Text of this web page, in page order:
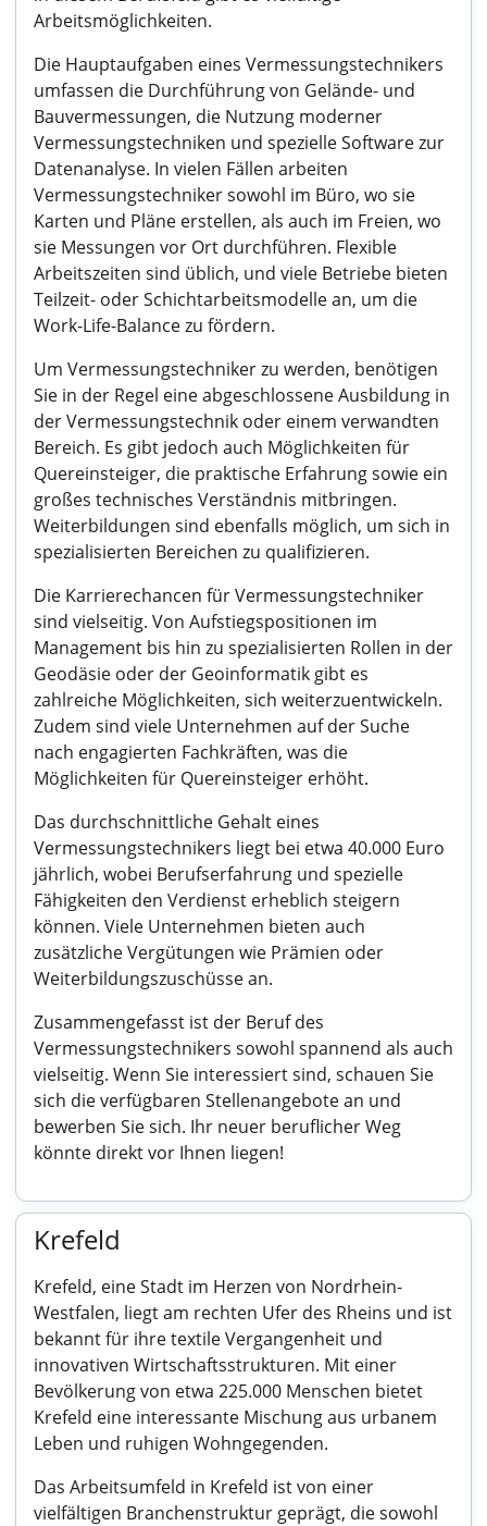
Arbeitsmöglichkeiten.
Die Hauptaufgaben eines Vermessungstechnikers
umfassen die Durchführung von Gelände- und
Bauvermessungen, die Nutzung moderner
Vermessungstechniken und spezielle Software zur
Datenanalyse. In vielen Fällen arbeiten
Vermessungstechniker sowohl im Büro, wo sie
Karten und Pläne erstellen, als auch im Freien, wo
sie Messungen vor Ort durchführen. Flexible
Arbeitszeiten sind üblich, und viele Betriebe bieten
Teilzeit- oder Schichtarbeitsmodelle an, um die
Work-Life-Balance zu fördern.
Um Vermessungstechniker zu werden, benötigen
Sie in der Regel eine abgeschlossene Ausbildung in
der Vermessungstechnik oder einem verwandten
Bereich. Es gibt jedoch auch Möglichkeiten für
Quereinsteiger, die praktische Erfahrung sowie ein
großes technisches Verständnis mitbringen.
Weiterbildungen sind ebenfalls möglich, um sich in
spezialisierten Bereichen zu qualifizieren.
Die Karrierechancen für Vermessungstechniker
sind vielseitig. Von Aufstiegspositionen im
Management bis hin zu spezialisierten Rollen in der
Geodäsie oder der Geoinformatik gibt es
zahlreiche Möglichkeiten, sich weiterzuentwickeln.
Zudem sind viele Unternehmen auf der Suche
nach engagierten Fachkräften, was die
Möglichkeiten für Quereinsteiger erhöht.
Das durchschnittliche Gehalt eines
Vermessungstechnikers liegt bei etwa 40.000 Euro
jährlich, wobei Berufserfahrung und spezielle
Fähigkeiten den Verdienst erheblich steigern
können. Viele Unternehmen bieten auch
zusätzliche Vergütungen wie Prämien oder
Weiterbildungszuschüsse an.
Zusammengefasst ist der Beruf des
Vermessungstechnikers sowohl spannend als auch
vielseitig. Wenn Sie interessiert sind, schauen Sie
sich die verfügbaren Stellenangebote an und
bewerben Sie sich. Ihr neuer beruflicher Weg
könnte direkt vor Ihnen liegen!
Krefeld
Krefeld, eine Stadt im Herzen von Nordrhein-
Westfalen, liegt am rechten Ufer des Rheins und ist
bekannt für ihre textile Vergangenheit und
innovativen Wirtschaftsstrukturen. Mit einer
Bevölkerung von etwa 225.000 Menschen bietet
Krefeld eine interessante Mischung aus urbanem
Leben und ruhigen Wohngegenden.
Das Arbeitsumfeld in Krefeld ist von einer
vielfältigen Branchenstruktur geprägt, die sowohl